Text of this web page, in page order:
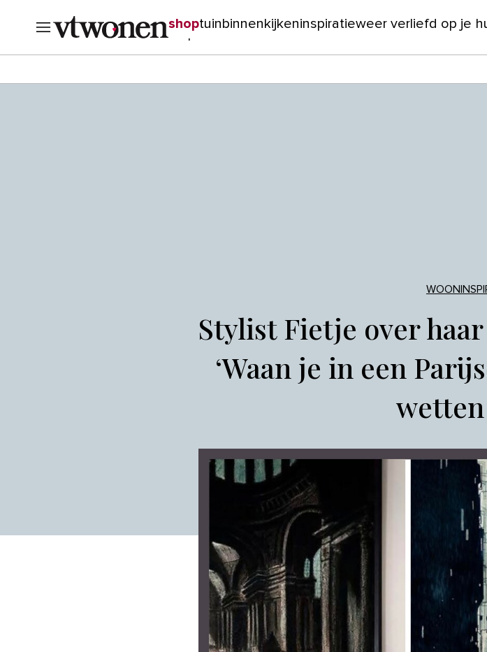
shoptuin binnenkijkeninspiratieweer verliefd op je
verbouwen
Stylist Fietje over
‘Waan je in een
wetten